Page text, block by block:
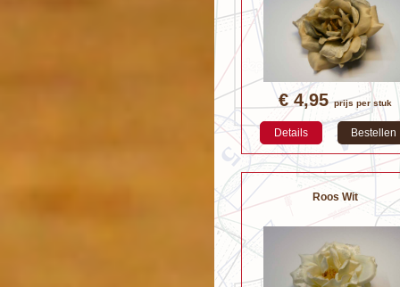
€ 4,95prijs per stuk
Details Bestellen
Roos Wit